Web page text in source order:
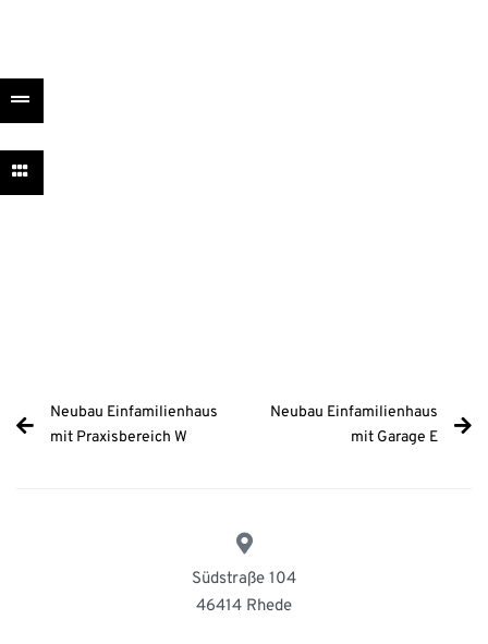
Neubau Einfamilienhaus
mit Praxisbereich W
Neubau Einfamilienhaus
mit Garage E
Südstraße 104
46414 Rhede